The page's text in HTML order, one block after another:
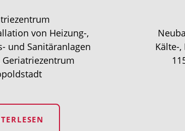
von Heizung-,
und Sanitäranlagen
Geriatriezentrum
Kälte-